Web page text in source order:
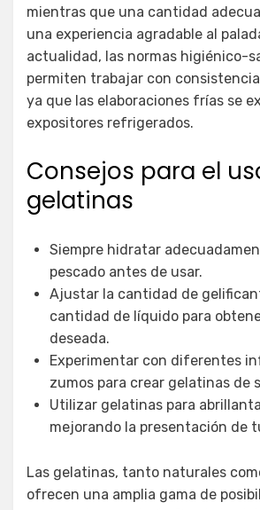
mientras que una cantidad
una experiencia agradable al
actualidad, las normas higiénico-
permiten trabajar con
ya que las elaboraciones frías se
expositores refrigerados.
Consejos para el
gelatinas
Siempre hidratar
pescado antes de usar.
Ajustar la cantidad de
cantidad de líquido para
deseada.
Experimentar con diferentes
zumos para crear gelatinas de
Utilizar gelatinas para
mejorando la presentación de
Las gelatinas, tanto naturales
ofrecen una amplia gama de